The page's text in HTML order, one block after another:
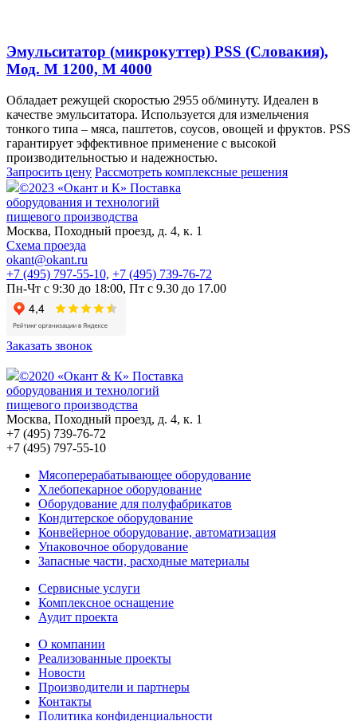
Эмульситатор (микрокуттер) PSS (Словакия),
Мод. М 1200, M 4000
Обладает режущей скоростью 2955 об/минуту. Идеален в
качестве эмульситатора. Используется для измельчения
тонкого типа – мяса, паштетов, соусов, овощей и фруктов. PSS
гарантирует эффективное применение с высокой
производительностью и надежностью.
Запросить цену Рассмотреть комплексные решения
©2023 «Окант и К» Поставка
оборудования и технологий
пищевого производства
Москва, Походный проезд, д. 4, к. 1
Схема проезда
okant@okant.ru
+7 (495) 797-55-10, +7 (495) 739-76-72
Пн-Чт с 9:30 до 18:00, Пт с 9.30 до 17.00
Заказать звонок
©2020 «Окант & К» Поставка
оборудования и технологий
пищевого производства
Москва, Походный проезд, д. 4, к. 1
+7 (495) 739-76-72
+7 (495) 797-55-10
Мясоперерабатывающее оборудование
Хлебопекарное оборудование
Оборудование для полуфабрикатов
Кондитерское оборудование
Конвейерное оборудование, автоматизация
Упаковочное оборудование
Запасные части, расходные материалы
Сервисные услуги
Комплексное оснащение
Аудит проекта
О компании
Реализованные проекты
Новости
Производители и партнеры
Контакты
Политика конфиденциальности